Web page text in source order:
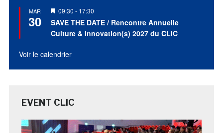
MAR
30
Mis
en
avant
09:30 - 17:30
SAVE THE DATE / Rencontre Annuelle
Culture & Innovation(s) 2027 du CLIC
Voir le calendrier
EVENT CLIC